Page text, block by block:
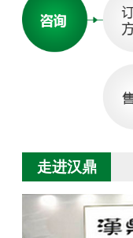
走进汉鼎